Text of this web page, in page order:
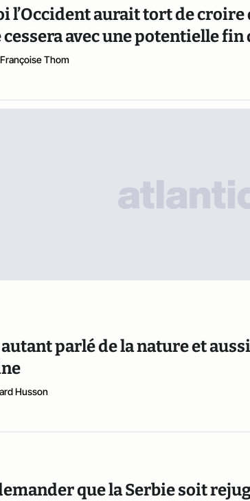
l’Occident aurait tort de
cessera avec une potentielle
Françoise Thom
parlé de la nature et
Husson
que la Serbie soit